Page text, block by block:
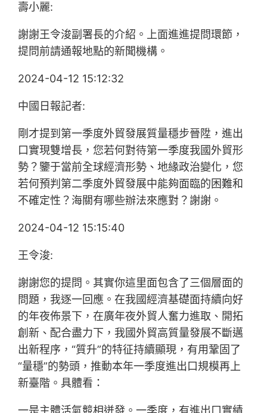
壽小麗:
謝謝王令浚副署長的介紹。上面進進提問環節，
提問前請通報地點的新聞機構。
2024-04-12 15:12:32
中國日報記者:
剛才提到第一季度外貿發展質量穩步晉陞，進出
口實現雙增長，您若何對待第一季度我國外貿形
勢？鑒于當前全球經濟形勢、地緣政治變化，您
若何預判第二季度外貿發展中能夠面臨的困難和
不確定性？海關有哪些辦法來應對？謝謝。
2024-04-12 15:15:40
王令浚:
謝謝您的提問。其實你這里面包含了三個層面的
問題，我逐一回應。在我國經濟基礎面持續向好
的年夜佈景下，在廣年夜外貿人奮力進取、開拓
創新、配合盡力下，我國外貿高質量發展不斷邁
出新程序，“質升”的特征持續顯現，有用鞏固了
“量穩”的勢頭，推動本年一季度進出口規模再上
新臺階。具體看：